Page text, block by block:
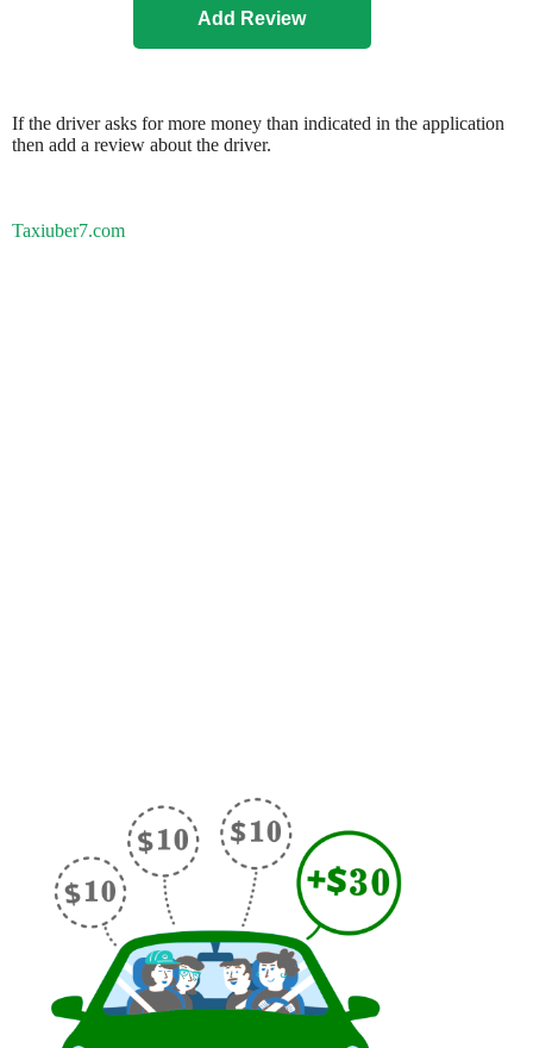
If the driver asks for more money than indicated in the application
then add a review about the driver.
Taxiuber7.com